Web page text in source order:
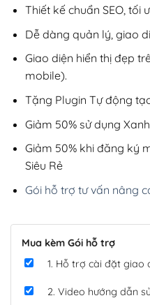
Thiết kế chuẩn SEO, tối
Dễ dàng quản lý, giao
Giao diện hiển thị đẹp
mobile).
Tặng Plugin Tự động
Giảm 50% sử dụng
Giảm 50% khi đăng ký
Siêu Rẻ
Gói hỗ trợ tư vấn nâng
Mua kèm Gói hỗ trợ
1. Hỗ trợ cài đặt giao
2. Video hướng dẫn